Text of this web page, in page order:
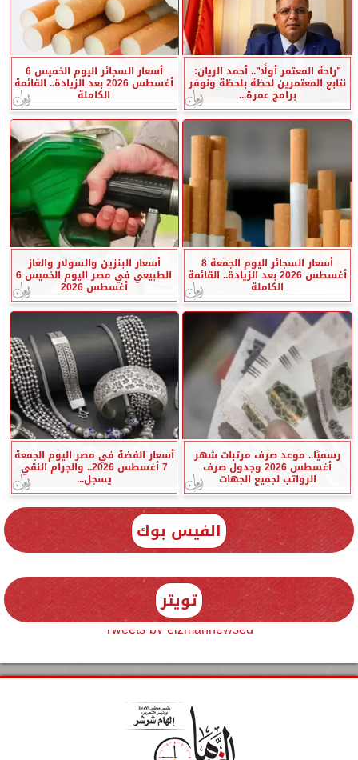
”راحة المعتمر أولًا”.. أحمد الريان:
نتابع المعتمرين لحظة بلحظة ونوفر
برامج عمرة...
أسعار السجائر اليوم الخميس 6
أغسطس 2026 بعد الزيادة.. القائمة
الكاملة
أسعار السجائر اليوم الجمعة 8
أغسطس 2026 بعد الزيادة.. القائمة
الكاملة
أسعار البنزين والسولار والغاز
الطبيعي في مصر اليوم الخميس 6
أغسطس 2026
رسميًا.. موعد صرف مرتبات شهر
أغسطس 2026 وجدول صرف
الرواتب لجميع الجهات
أسعار الفضة في مصر اليوم الجمعة
7 أغسطس 2026.. والجرام النقي
يسجل...
الفيس بوك
تويتر
Tweets by elzmannewseg